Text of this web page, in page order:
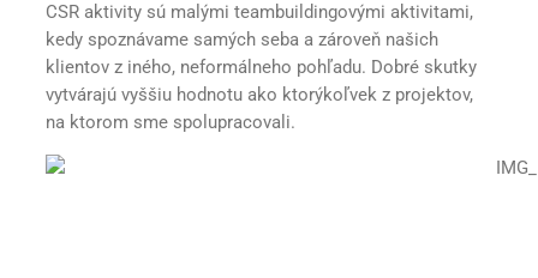
CSR aktivity sú malými teambuildingovými aktivitami,
kedy spoznávame samých seba a zároveň našich
klientov z iného, neformálneho pohľadu. Dobré skutky
vytvárajú vyššiu hodnotu ako ktorýkoľvek z projektov,
na ktorom sme spolupracovali.